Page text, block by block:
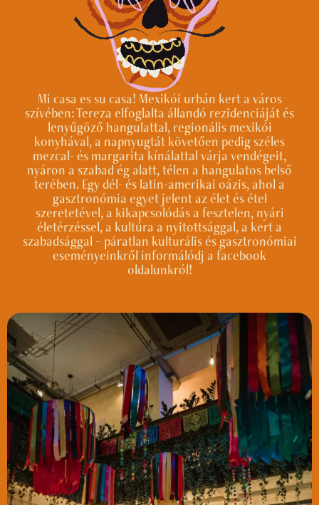
Mi casa es su casa! Mexikói urbán kert a város
szívében: Tereza elfoglalta állandó rezidenciáját és
lenyűgöző hangulattal, regionális mexikói
konyhával, a napnyugtát követően pedig széles
mezcal- és margarita kínálattal várja vendégeit,
nyáron a szabad ég alatt, télen a hangulatos belső
terében. Egy dél- és latin-amerikai oázis, ahol a
gasztronómia egyet jelent az élet és étel
szeretetével, a kikapcsolódás a fesztelen, nyári
életérzéssel, a kultúra a nyitottsággal, a kert a
szabadsággal – páratlan kulturális és gasztronómiai
eseményeinkről informálódj a facebook
oldalunkról!